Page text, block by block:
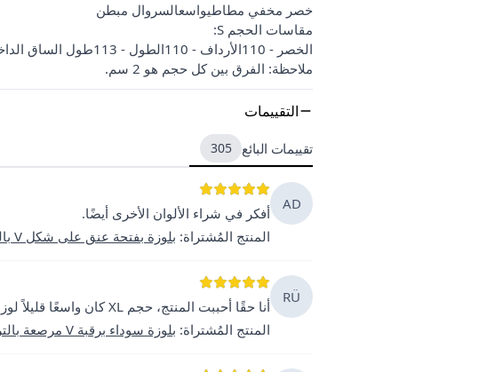
خصر مخفي مطاطيواسعالسروال مبطن
مقاسات الحجم S:
الخصر - 110الأرداف - 110الطول - 113طول الساق الداخلي - 85
ملاحظة: الفرق بين كل حجم هو 2 سم.
التقييمات
تقييمات البائع 305
AD
أفكر في شراء الألوان الأخرى أيضًا.
المنتج المُشتراة: بلوزة بفتحة عنق على شكل V باللون الأنثراسيت مع ترتر
RÜ
أنا حقًا أحببت المنتج، حجم XL كان واسعًا قليلاً لوزن 78 كجم، لكنه جميل.
المنتج المُشتراة: بلوزة سوداء برقبة V مرصعة بالترتر